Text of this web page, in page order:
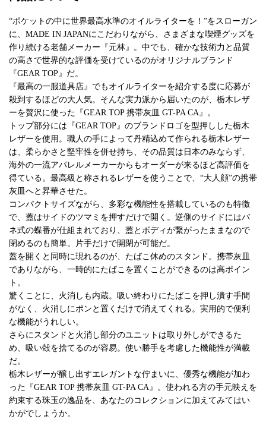
“ポケットの中に世界最高水準のオイルライターを！”をスローガン
に、MADE IN JAPANにこだわりながら、さまざまな喫煙グッズを
作り続ける老舗メーカー『元林』。中でも、確かな技術力と品質
の高さで世界的な評価を受けているのがオリジナルブランド
『GEAR TOP』だ。
『最高の一服道具店』でもオイルライターを紹介する度に応募が
殺到するほどの大人気。そんな実力派から届いたのが、栃木レザ
ーを贅沢に使った『GEAR TOP 携帯灰皿 GT-PA CA』。
トップ部分には『GEAR TOP』のブランドロゴを型押しした栃木
レザーを使用。職人の手によって丹精込めて作られる栃木レザー
は、柔らかさと堅牢性を併せ持ち、その品質は日本のみならず、
海外の一流アパレルメーカーからもオーダーが来るほど高評価を
得ている。最高級と称されるレザーを使うことで、“大人顔”の携帯
灰皿へと昇華させた。
コンパクトサイズながら、多彩な機能性を搭載しているのも特徴
で、蓋はサイドのツマミを押すだけで開く。逆側のサイドにはバ
ネ式の蝶番が仕組まれており、蓋とボディが繋がったままなので
閉めるのも簡単。片手だけで開閉が可能だ。
蓋を開くと同時に現れるのが、たばこ休めのスタンド。携帯灰皿
でありながら、一時的にたばこを置くことができるのは高ポイン
ト。
驚くことに、火消しも内蔵。吸い終わりにたばこを押し潰す手間
がなく、火消しにポンと置くだけで消えてくれる。実用的で便利
な機能がうれしい。
さらにスタンドと火消し部分のユニットは取り外しができるた
め、吸い殻を捨てるのが容易。使い勝手を考慮した機能性が満載
だ。
栃木レザーが醸し出すエレガントな佇まいに、優秀な機能が加わ
った『GEAR TOP 携帯灰皿 GT-PA CA』。使われる方の手元映えを
約束する珠玉の逸品を、あなたのコレクションに加えてみてはい
かがでしょうか。